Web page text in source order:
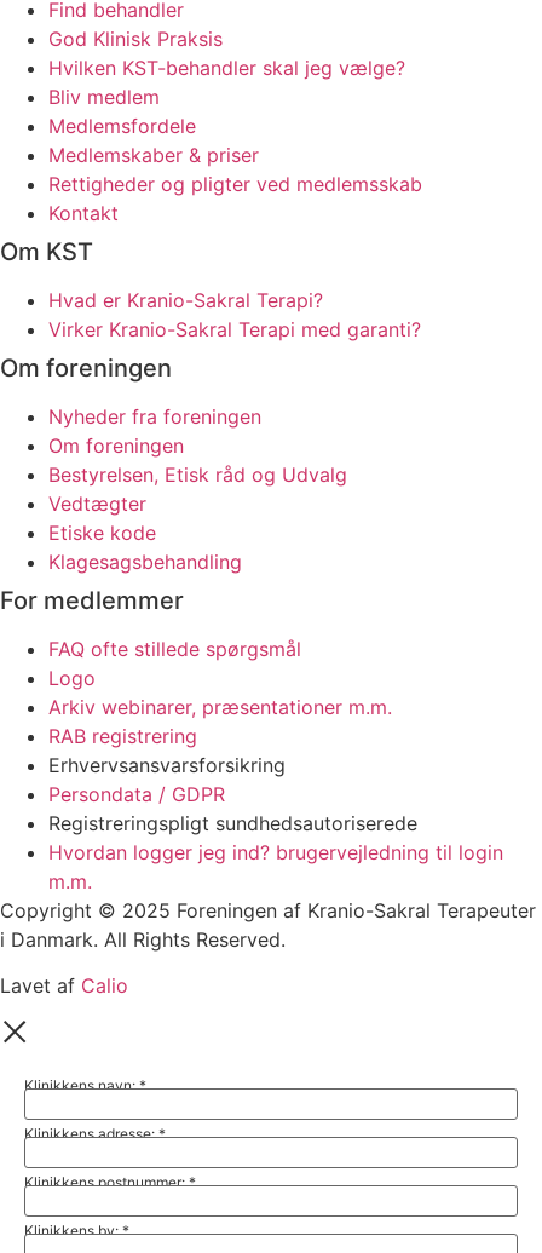
Find behandler
God Klinisk Praksis
Hvilken KST-behandler skal jeg vælge?
Bliv medlem
Medlemsfordele
Medlemskaber & priser
Rettigheder og pligter ved medlemsskab
Kontakt
Om KST
Hvad er Kranio-Sakral Terapi?
Virker Kranio-Sakral Terapi med garanti?
Om foreningen
Nyheder fra foreningen
Om foreningen
Bestyrelsen, Etisk råd og Udvalg
Vedtægter
Etiske kode
Klagesagsbehandling
For medlemmer
FAQ ofte stillede spørgsmål
Logo
Arkiv webinarer, præsentationer m.m.
RAB registrering
Erhvervsansvarsforsikring
Persondata / GDPR
Registreringspligt sundhedsautoriserede
Hvordan logger jeg ind? brugervejledning til login
m.m.
Copyright © 2025 Foreningen af Kranio-Sakral Terapeuter
i Danmark. All Rights Reserved.
Lavet af Calio
Klinikkens navn:*
Klinikkens adresse:*
Klinikkens postnummer:*
Klinikkens by:*